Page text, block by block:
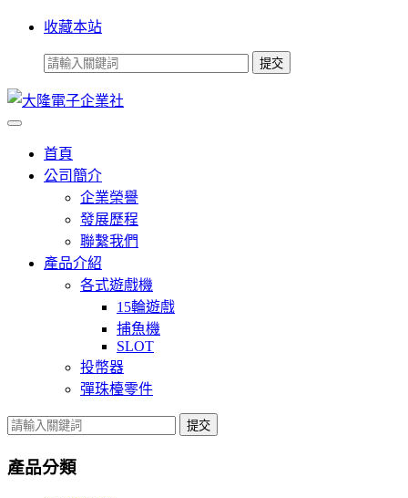
收藏本站
首頁
公司簡介
企業榮譽
發展歷程
聯繫我們
產品介紹
各式遊戲機
15輪遊戲
捕魚機
SLOT
投幣器
彈珠檯零件
提交
產品分類